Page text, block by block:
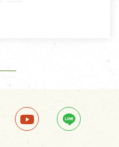
包裝方式及使用原
箱退回，導致書籍有
將不接受退貨，也不